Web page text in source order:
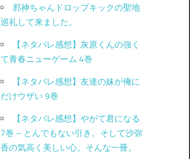
邪神ちゃんドロップキックの聖地
巡礼して来ました。
【ネタバレ感想】灰原くんの強く
て青春ニューゲーム 4巻
【ネタバレ感想】友達の妹が俺に
だけウザい 9巻
【ネタバレ感想】やがて君になる
7巻 – とんでもない引き。そして沙弥
香の気高く美しい心。そんな一冊。